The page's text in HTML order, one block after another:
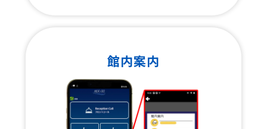
館内案内